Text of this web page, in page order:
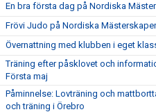
En bra första dag på Nordiska
Frövi Judo på Nordiska
Övernattning med klubben i eget
Träning efter påsklovet och
Första maj
Påminnelse: Lovträning och
och träning i Örebro